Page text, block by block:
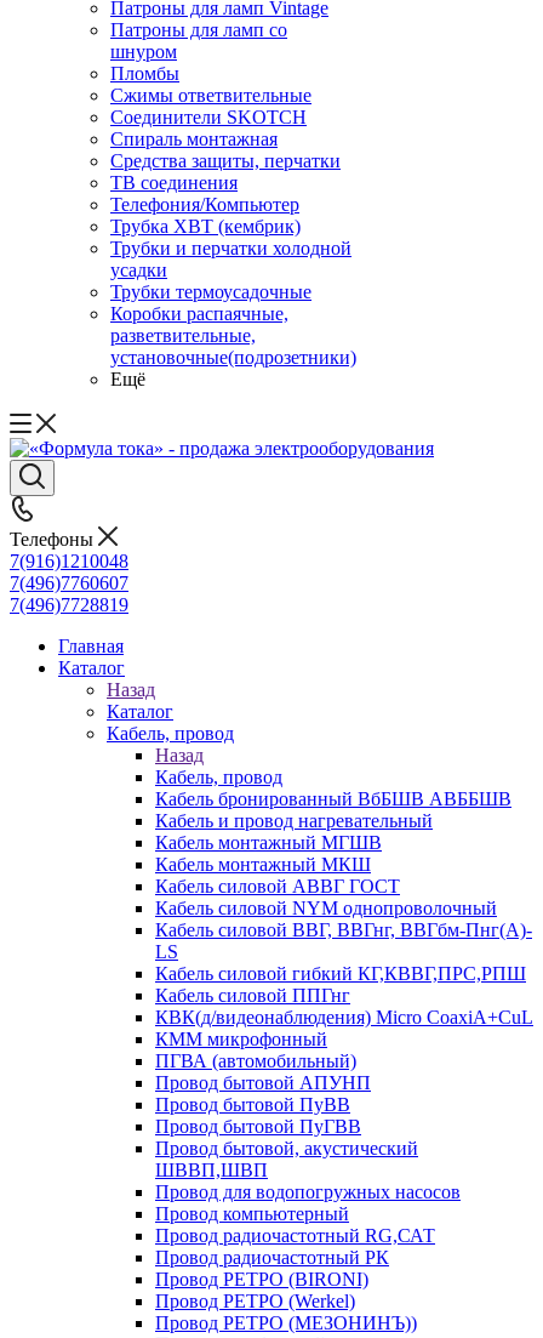
Патроны для ламп Vintage
Патроны для ламп со
шнуром
Пломбы
Сжимы ответвительные
Соединители SKOTCH
Спираль монтажная
Средства защиты, перчатки
ТВ соединения
Телефония/Компьютер
Трубка ХВТ (кембрик)
Трубки и перчатки холодной
усадки
Трубки термоусадочные
Коробки распаячные,
разветвительные,
установочные(подрозетники)
Ещё
Телефоны
7(916)1210048
7(496)7760607
7(496)7728819
Главная
Каталог
Назад
Каталог
Кабель, провод
Назад
Кабель, провод
Кабель бронированный ВбБШВ АВББШВ
Кабель и провод нагревательный
Кабель монтажный МГШВ
Кабель монтажный МКШ
Кабель силовой АВВГ ГОСТ
Кабель силовой NYM однопроволочный
Кабель силовой ВВГ, ВВГнг, ВВГбм-Пнг(А)-
LS
Кабель силовой гибкий КГ,КВВГ,ПРС,РПШ
Кабель силовой ППГнг
КВК(д/видеонаблюдения) Micro CoaxiA+CuL
КММ микрофонный
ПГВА (автомобильный)
Провод бытовой АПУНП
Провод бытовой ПуВВ
Провод бытовой ПуГВВ
Провод бытовой, акустический
ШВВП,ШВП
Провод для водопогружных насосов
Провод компьютерный
Провод радиочастотный RG,САТ
Провод радиочастотный РК
Провод РЕТРО (BIRONI)
Провод РЕТРО (Werkel)
Провод РЕТРО (МЕЗОНИНЪ))